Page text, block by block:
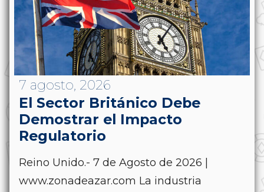
7 agosto, 2026
El Sector Británico Debe
Demostrar el Impacto
Regulatorio
Reino Unido.- 7 de Agosto de 2026 |
www.zonadeazar.com La industria